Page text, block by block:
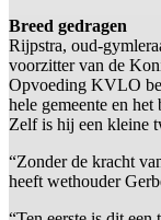
Breed gedragen
Rijpstra, oud-
voorzitter van de
Opvoeding KVLO
hele gemeente en
Zelf is hij een kleine
“Zonder de kracht
heeft wethouder